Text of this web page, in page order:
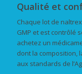
Qualité et
Chaque lot de
GMP et est contrôlé
achetez un
dont la composition,
aux standards de